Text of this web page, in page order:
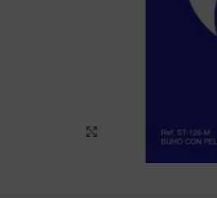
Clic para agrandar